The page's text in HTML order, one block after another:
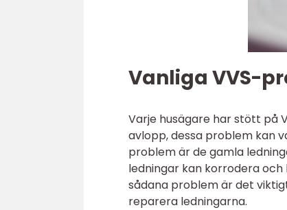
Vanliga VVS-
Varje husägare har stött på
avlopp, dessa problem kan
problem är de gamla
ledningar kan korrodera
sådana problem är det
reparera ledningarna.